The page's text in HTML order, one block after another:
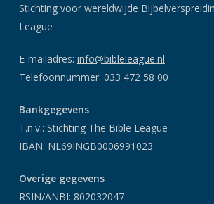
Stichting voor wereldwijde
League
E-mailadres: info@bibleleague.nl
Telefoonnummer: 033 472 58 00
Bankgegevens
T.n.v.: Stichting The Bible League
IBAN: NL69INGB0006991023
Overige gegevens
RSIN/ANBI: 802032047